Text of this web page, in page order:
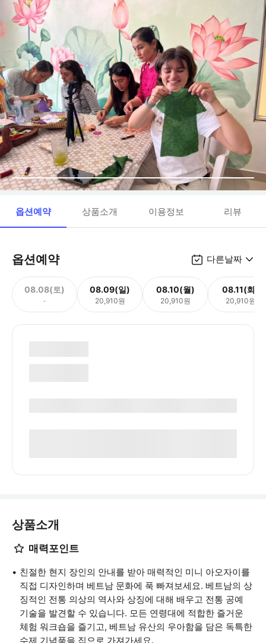
옵션예약 상품소개 이용정보 리뷰
옵션예약 다른날짜
08.08(토)
-
08.09(일)
20,910원
08.10(월)
20,910원
08.11(화)
20,910원
상품소개
매력포인트
친절한 현지 장인의 안내를 받아 매력적인 미니 아오자이를
직접 디자인하며 베트남 문화에 푹 빠져보세요. 베트남의 상
징적인 전통 의상의 역사와 상징에 대해 배우고 전통 공예
기술을 발견할 수 있습니다. 모든 연령대에 적합한 즐거운
체험 워크숍을 즐기고, 베트남 유산의 우아함을 담은 독특한
수제 기념품을 집으로 가져가세요.